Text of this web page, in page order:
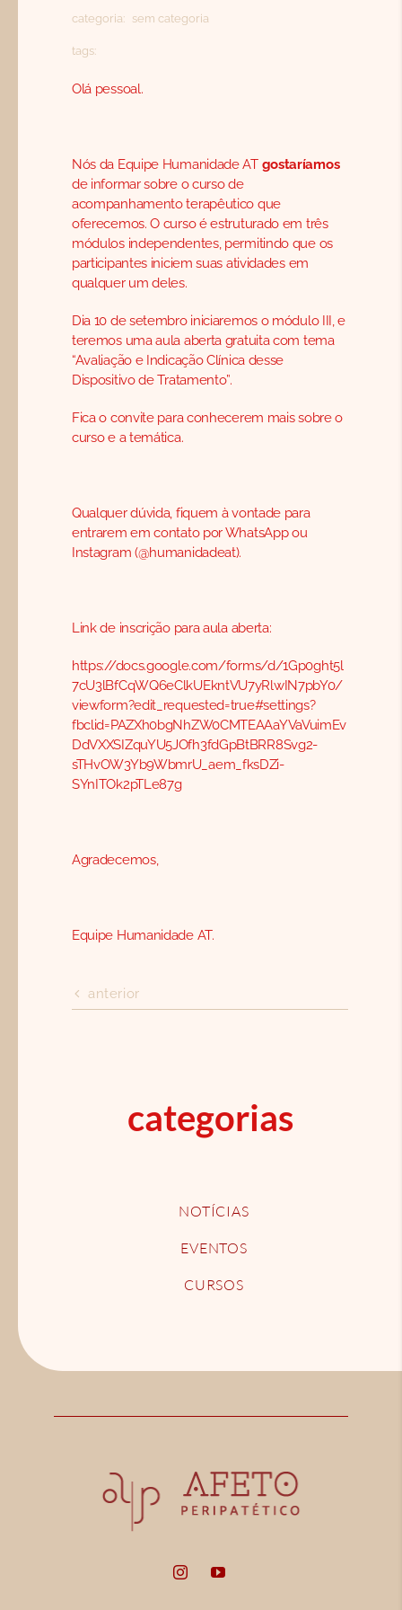
CONTATO
categoria: sem categoria
tags:
Olá pessoal.
Nós da Equipe Humanidade AT gostaríamos
de informar sobre o curso de
acompanhamento terapêutico que
oferecemos. O curso é estruturado em três
módulos independentes, permitindo que os
participantes iniciem suas atividades em
qualquer um deles.
Dia 10 de setembro iniciaremos o módulo III, e
teremos uma aula aberta gratuita com tema
“Avaliação e Indicação Clínica desse
Dispositivo de Tratamento”.
Fica o convite para conhecerem mais sobre o
curso e a temática.
Qualquer dúvida, fiquem à vontade para
entrarem em contato por WhatsApp ou
Instagram (@humanidadeat).
Link de inscrição para aula aberta:
https://docs.google.com/forms/d/1Gp0ght5l
7cU3lBfCqWQ6eClkUEkntVU7yRlwIN7pbY0/
viewform?edit_requested=true#settings?
fbclid=PAZXh0bgNhZW0CMTEAAaYVaVuimEv
DdVXXSIZquYU5JOfh3fdGpBtBRR8Svg2-
sTHvOW3Yb9WbmrU_aem_fksDZi-
SYnITOk2pTLe87g
Agradecemos,
Equipe Humanidade AT.
anterior
categorias
NOTÍCIAS
EVENTOS
CURSOS